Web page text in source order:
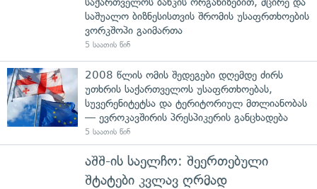
საშუალო ბიზნესისთვის შრომის უსაფრთხოების
ვორკშოპი გაიმართა
5 საათის წინ
2008 წლის ომის შედეგები დღემდე ძირს
უთხრის საქართველოს უსაფრთხოებას,
სუვერენიტეტსა და ტერიტორიულ მთლიანობას
— ევროკავშირის პრესპიკერის განცხადება
5 საათის წინ
აშშ-ის საელჩო: შეერთებული
შტატები კვლავ ღრმად